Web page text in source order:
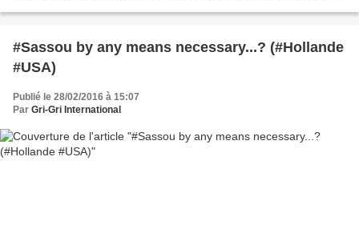
#Sassou by any means necessary...? (#Hollande
#USA)
Publié le 28/02/2016 à 15:07
Par Gri-Gri International